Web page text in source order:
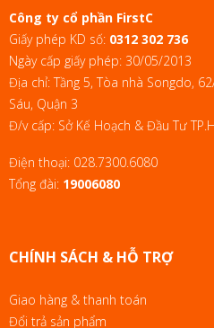
Công ty cổ phần FirstC
Giấy phép KD số: 0312 302 736
Ngày cấp giấy phép: 30/05/2013
Địa chỉ: Tầng 5, Tòa nhà Songdo,
Sáu, Quận 3
Đ/v cấp: Sở Kế Hoạch & Đầu Tư
Điện thoại: 028.7300.6080
Tổng đài: 19006080
CHÍNH SÁCH & HỖ TRỢ
Giao hàng & thanh toán
Đổi trả sản phẩm